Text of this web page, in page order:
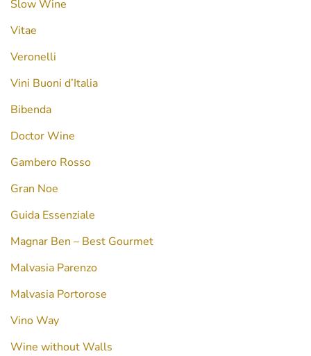
Slow Wine
Vitae
Veronelli
Vini Buoni d’Italia
Bibenda
Doctor Wine
Gambero Rosso
Gran Noe
Guida Essenziale
Magnar Ben – Best Gourmet
Malvasia Parenzo
Malvasia Portorose
Vino Way
Wine without Walls